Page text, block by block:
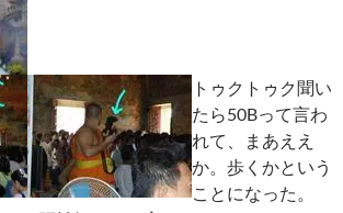
トゥクトゥク聞い
たら50Bって言わ
れて、まあええ
か。歩くかという
ことになった。